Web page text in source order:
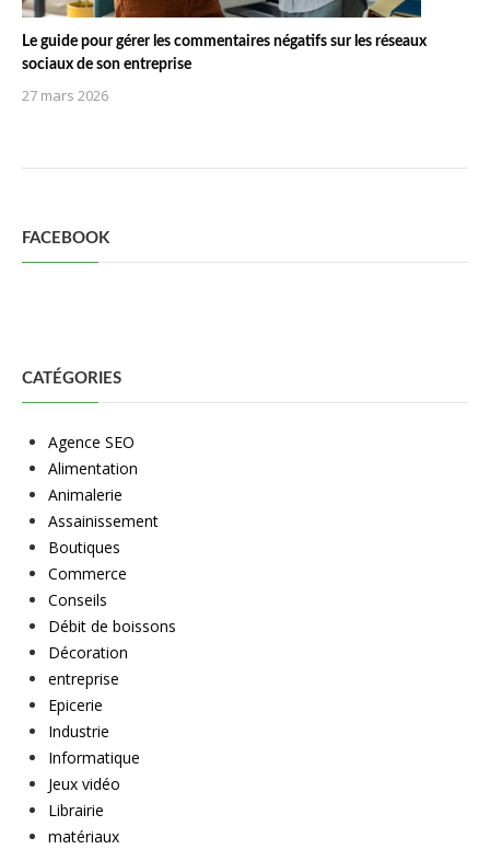
Le guide pour gérer les commentaires négatifs sur les réseaux
sociaux de son entreprise
27 mars 2026
FACEBOOK
CATÉGORIES
Agence SEO
Alimentation
Animalerie
Assainissement
Boutiques
Commerce
Conseils
Débit de boissons
Décoration
entreprise
Epicerie
Industrie
Informatique
Jeux vidéo
Librairie
matériaux